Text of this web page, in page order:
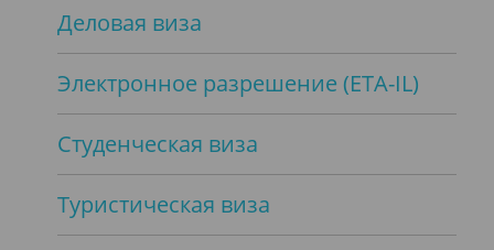
Деловая виза
Электронное разрешение (ETA-IL)
Студенческая виза
Туристическая виза